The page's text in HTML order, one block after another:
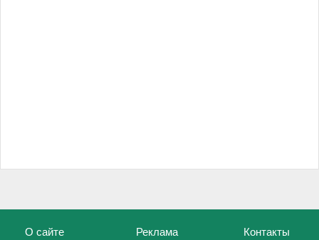
О сайте Реклама Контакты